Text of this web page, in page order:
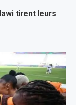
tirent leurs